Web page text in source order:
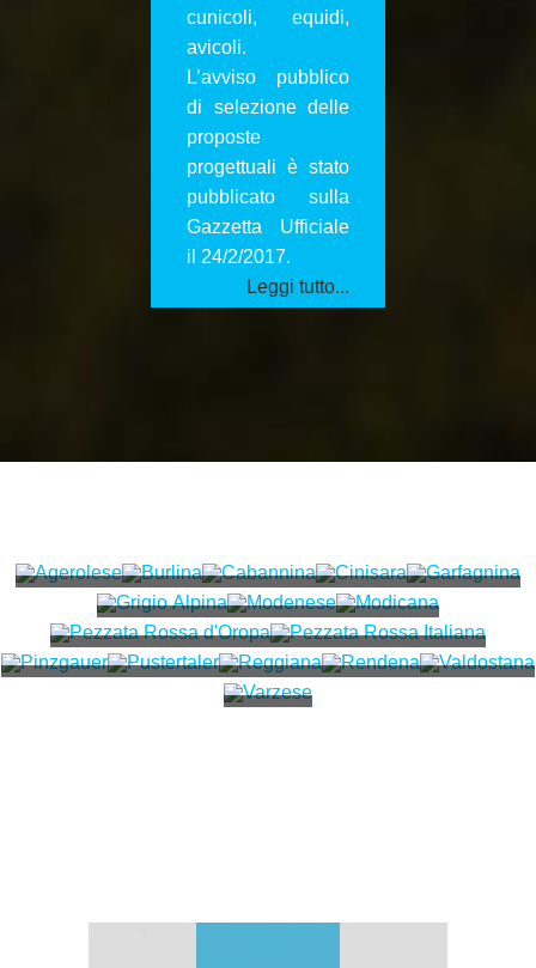
cunicoli, equidi,
avicoli.
L’avviso pubblico
di selezione delle
proposte
progettuali è stato
pubblicato sulla
Gazzetta Ufficiale
il 24/2/2017.
Leggi tutto...
Agerolese Burlina Cabannina Cinisara
Garfagnina
Grigio Alpina
Modenese
Modicana
Pezzata Rossa d'Oropa
Pezzata Rossa Italiana
Reggiana